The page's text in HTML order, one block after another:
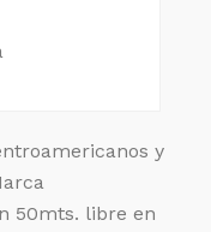
y
50mts. libre en